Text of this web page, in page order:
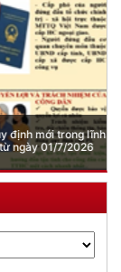
định mới trong lĩnh
ngày 01/7/2026